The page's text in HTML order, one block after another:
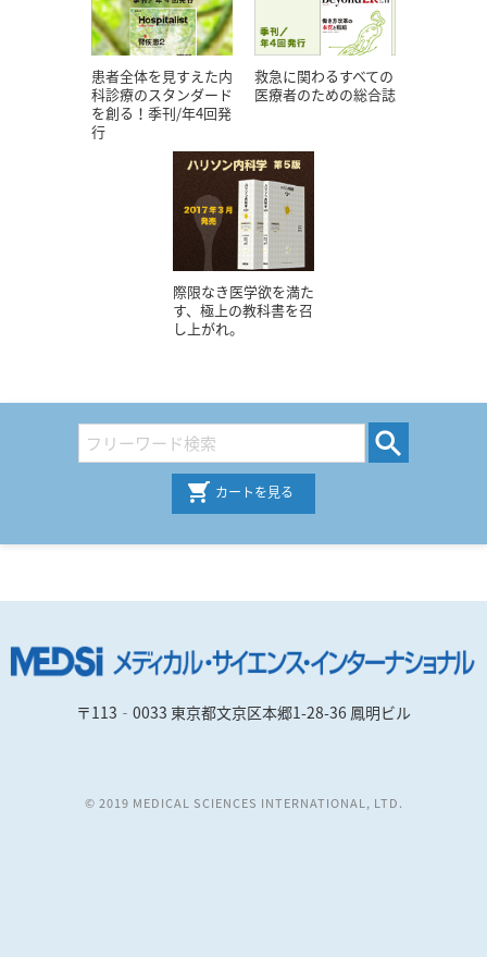
患者全体を見すえた内
科診療のスタンダード
を創る！季刊/年4回発
行
救急に関わるすべての
医療者のための総合誌
際限なき医学欲を満た
す、極上の教科書を召
し上がれ。
カートを見る
〒113‐0033 東京都文京区本郷1-28-36 鳳明ビル
© 2019 MEDICAL SCIENCES INTERNATIONAL, LTD.